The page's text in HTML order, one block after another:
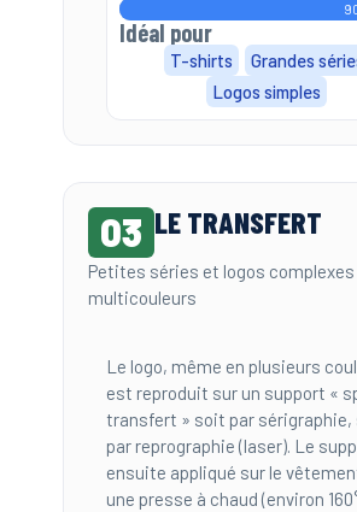
Idéal pour
T-shirts
Grandes
Logos simples
03 LE TRANSFERT
Petites séries et logos complexes
multicouleurs
Le logo, même en plusieurs
est reproduit sur un support «
transfert » soit par sérigraphie,
par reprographie (laser). Le
ensuite appliqué sur le
une presse à chaud (environ